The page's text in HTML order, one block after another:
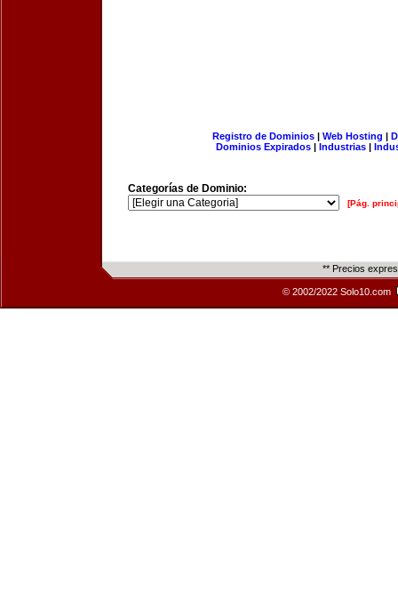
Registro de Dominios| Web Hosting |
Dominios Expirados | Industrias |
Categorías de Dominio:
[Pág.
** Precios
© 2002/2022 Solo10.com